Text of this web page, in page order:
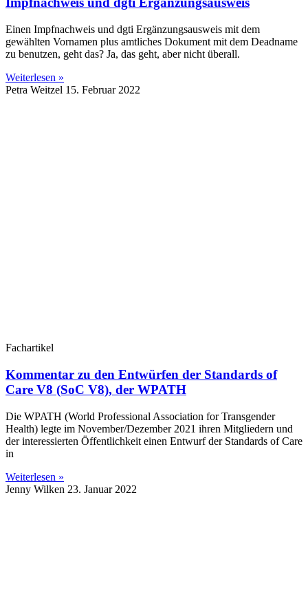
Einen Impfnachweis und dgti Ergänzungsausweis mit dem
gewählten Vornamen plus amtliches Dokument mit dem Deadname
zu benutzen, geht das? Ja, das geht, aber nicht überall.
Weiterlesen »
Petra Weitzel 15. Februar 2022
Fachartikel
Kommentar zu den Entwürfen der Standards of
Care V8 (SoC V8), der WPATH
Die WPATH (World Professional Association for Transgender
Health) legte im November/Dezember 2021 ihren Mitgliedern und
der interessierten Öffentlichkeit einen Entwurf der Standards of Care
in
Weiterlesen »
Jenny Wilken 23. Januar 2022